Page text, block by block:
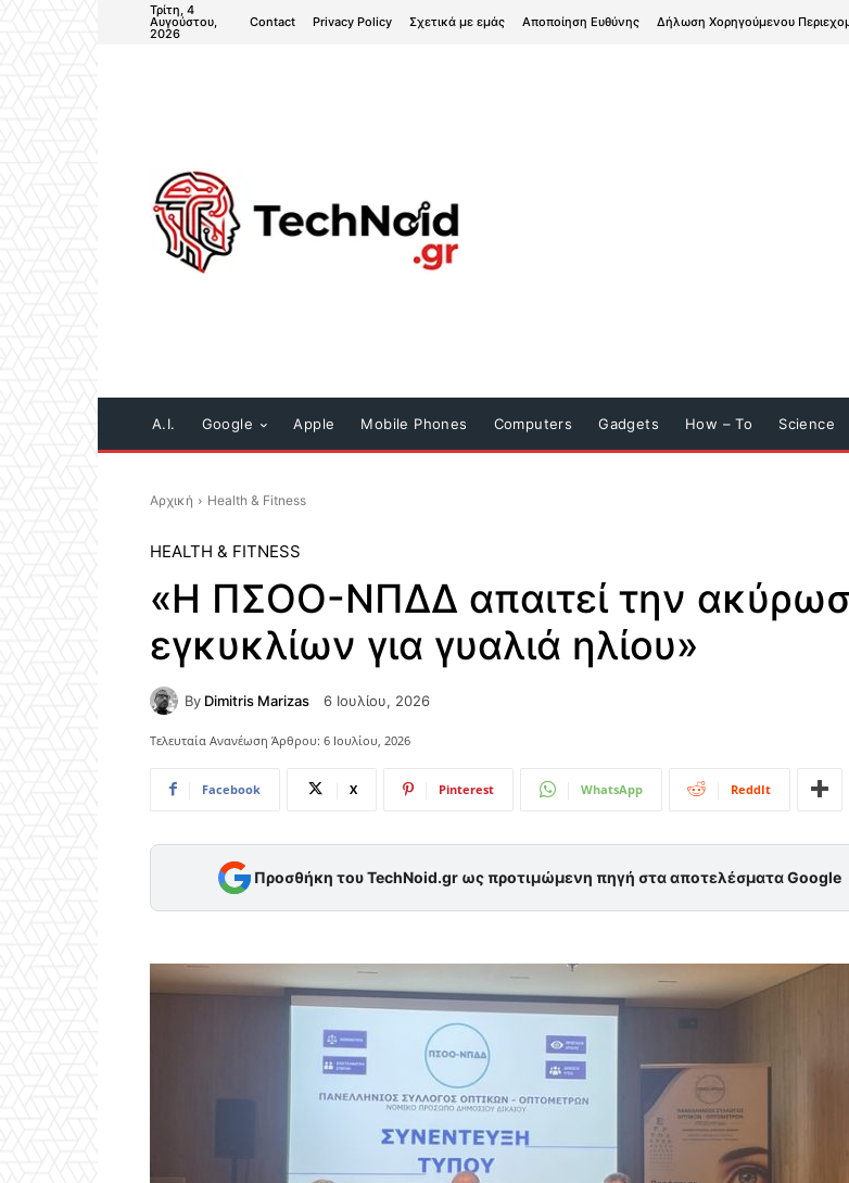
Τρίτη, 4
Αυγούστου,
2026
Contact Privacy Policy Σχετικά με εμάς Αποποίηση Ευθύνης Δήλωση Χορηγούμενου
A.I. Google Apple Mobile Phones Computers Gadgets How – To Science
Αρχική Health & Fitness
HEALTH & FITNESS
«Η ΠΣΟΟ-ΝΠΔΔ απαιτεί την
εγκυκλίων για γυαλιά ηλίου»
By Dimitris Marizas 6 Ιουλίου, 2026
Τελευταία Ανανέωση Άρθρου: 6 Ιουλίου, 2026
Facebook X Pinterest WhatsApp ReddIt
Προσθήκη του TechNoid.gr ως προτιμώμενη πηγή στα αποτελέσματα Google